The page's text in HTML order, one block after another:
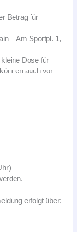
Betrag für
– Am Sportpl. 1,
Dose für
auch vor
erfolgt über: